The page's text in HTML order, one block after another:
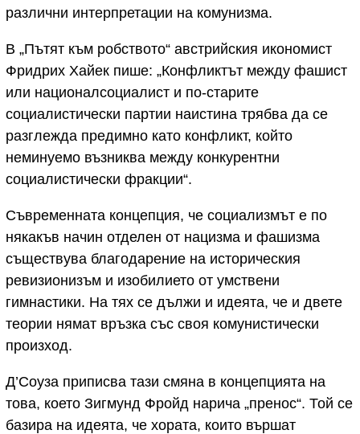
различни интерпретации на комунизма.
В „Пътят към робството“ австрийския икономист
Фридрих Хайек пише: „Конфликтът между фашист
или националсоциалист и по-старите
социалистически партии наистина трябва да се
разглежда предимно като конфликт, който
неминуемо възниква между конкурентни
социалистически фракции“.
Съвременната концепция, че социализмът е по
някакъв начин отделен от нацизма и фашизма
съществува благодарение на историческия
ревизионизъм и изобилието от умствени
гимнастики. На тях се дължи и идеята, че и двете
теории нямат връзка със своя комунистически
произход.
Д’Соуза приписва тази смяна в концепцията на
това, което Зигмунд Фройд нарича „пренос“. Той се
базира на идеята, че хората, които вършат